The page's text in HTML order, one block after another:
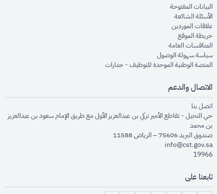
البيانات المفتوحةopens in new window
الأسئلة الشائعةopens in new window
علاقات الموردينopens in new window
خريطة الموقعopens in new window
المنافسات العامةopens in new window
سياسة سهولة الوصولopens in new window
المنصة الوطنية الموحدة للتوظيف - جداراتopens in new window
الاتصال والدعم
اتصل بنا
حي النخيل - تقاطع الأمير تركي بن عبدالعزيز الأول مع طريق الإمام سعود بن عبدالعزيز
بن محمد
صندوق البريد 75606 – الرياض 11588
info@cst.gov.sa
19966
تابعنا على